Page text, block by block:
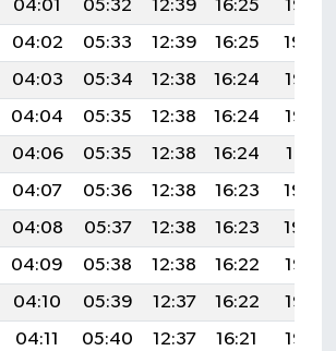
04:01 05:32 12:39 16:25
19:35
04:02 05:33 12:39 16:25
19:34
04:03 05:34 12:38 16:24
19:33
04:04 05:35 12:38 16:24
19:32
04:06 05:35 12:38 16:24
19:31
04:07 05:36 12:38 16:23
19:30
04:08 05:37 12:38 16:23
19:29
04:09 05:38 12:38 16:22
19:27
04:10 05:39 12:37 16:22
19:26
04:11 05:40 12:37 16:21
19:25